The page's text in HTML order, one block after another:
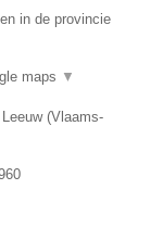
in de provincie
maps ▼
(Vlaams-